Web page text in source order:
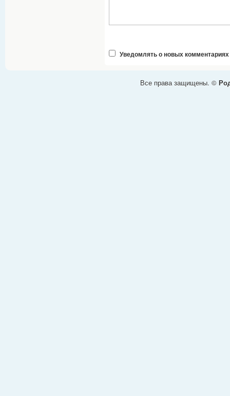
Уведомлять о новых комментариях
Все права защищены. ©